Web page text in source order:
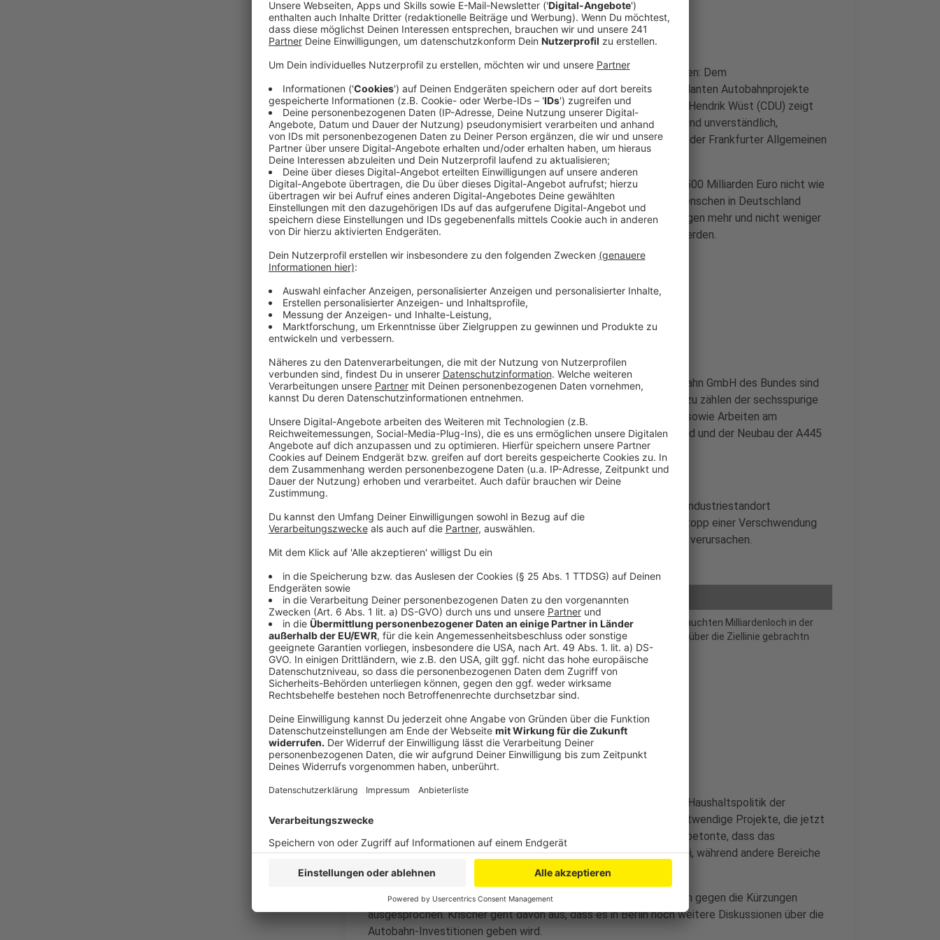
Anzeige
Ein Milliardenloch im Bundeshaushalt sorgt für heftige Diskussionen: Dem
Bundesverkehrsministerium fehlen 15 Milliarden Euro, um alle geplanten Autobahnprojekte
umzusetzen. Besonders Nordrhein-Westfalens Ministerpräsident Hendrik Wüst (CDU) zeigt
sich empört. "Die geplanten Verschiebungen im Bundeshaushalt sind unverständlich,
unvermittelbar und in jeder Hinsicht kontraproduktiv", sagte Wüst der Frankfurter Allgemeinen
Zeitung ("FAZ").
Er kritisierte, dass das Sondervermögen des Bundes in Höhe von 500 Milliarden Euro nicht wie
erwartet für den Ausbau der Infrastruktur genutzt werde. "Die Menschen in Deutschland
haben die völlig logische Erwartung, dass durch das Sondervermögen mehr und nicht weniger
gebaut wird", so Wüst. Diese Erwartung dürfe nicht enttäuscht werden.
In NRW stehen fast 30 Projekte auf der Kippe
Anzeige
Laut einem neuen Finanzierungs- und Realisierungsplan der Autobahn GmbH des Bundes sind
allein in Nordrhein-Westfalen 29 Autobahnprojekte gefährdet. Dazu zählen der sechsspurige
Ausbau der A1 bei Hamm, die Erweiterung der A40 im Ruhrgebiet sowie Arbeiten am
Autobahnkreuz Oberhausen. Auch der Ausbau der A45 im Sauerland und der Neubau der A445
stehen auf der Liste der unklar finanzierten Projekte.
„Diese Projekte nun abzubrechen, wäre ein harter Schlag für den Industriestandort
Deutschland“, warnte Wüst. Nach jahrelanger Planung käme ein Stopp einer Verschwendung
von Steuergeldern gleich und würde einen neuen Investitionsstau verursachen.
©picture alliance/dpa | Bernd Thissen
Auch die Baustellenvorhaben auf der A40 stehen nach einem aufgetauchten Milliardenloch in der
Finanzierung im Bundesverkehrsministerium Debatte. Ob diese noch über die Ziellinie gebrachtn
werden können, ist nun zu bezweifeln.
Anzeige
Kritik von NRW-Verkehrsminister Krischer
Anzeige
Auch NRW-Verkehrsminister Oliver Krischer (Grüne) kritisierte die Haushaltspolitik der
Bundesregierung. "Es ist draußen nicht erklärbar, dass dringend notwendige Projekte, die jetzt
angepackt werden könnten, nicht stattfinden", sagte Krischer. Er betonte, dass das
Sondervermögen vor allem für Brücken und Tunnel vorgesehen sei, während andere Bereiche
wie Sanierung und Erhalt von Autobahnen unterfinanziert blieben.
Die Verkehrsminister der Länder haben sich bereits einvernehmlich gegen die Kürzungen
ausgesprochen. Krischer geht davon aus, dass es in Berlin noch weitere Diskussionen über die
Autobahn-Investitionen geben wird.